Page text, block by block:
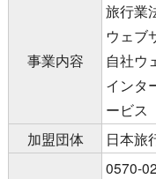
事業内容
旅行業
ウェブ
自社ウ
インタ
ービス
加盟団体
日本旅
0570-